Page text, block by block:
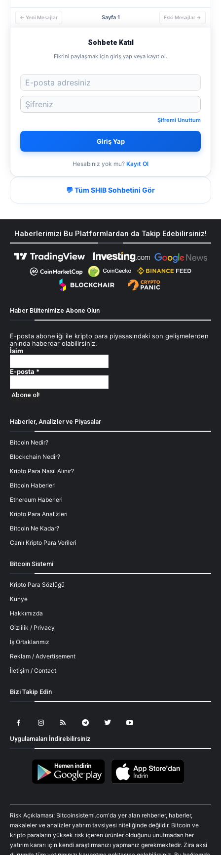
← Yeni Mesajlar Sayfa 1 Eski Mesajlar →
Sohbete Katıl
Fikrini paylaşmak için giriş yap veya kayıt ol.
Şifremi Unuttum
Giriş Yap
Hesabınız yok mu? Kayıt Ol
💬 Tüm SHIB Sohbetini Gör
Haberlerimizi Bu Platformlardan da Takip Edebilirsiniz!
Haber Bültenimize Abone Olun
E-posta aboneliği ile kripto para piyasasındaki son gelişmelerden
anında haberdar olabilirsiniz.
İsim
E-posta *
Haberler, Analizler ve Piyasalar
Bitcoin Nedir?
Blockchain Nedir?
Kripto Para Nasıl Alınır?
Bitcoin Haberleri
Ethereum Haberleri
Kripto Para Analizleri
Bitcoin Ne Kadar?
Canlı Kripto Para Verileri
Bitcoin Sistemi
Kripto Para Sözlüğü
Künye
Hakkımızda
Gizlilik / Privacy
İş Ortaklarımız
Reklam / Advertisement
İletişim / Contact
Bizi Takip Edin
Uygulamaları İndirebilirsiniz
Risk Açıklaması: Bitcoinsistemi.com'da yer alan rehberler, haberler,
makaleler ve analizler yatırım tavsiyesi niteliğinde değildir. Bitcoin ve
kripto paraların yüksek risk içeren ürünler olduğunu unutmadan her
yatırım kararı için kendi araştırmanızı yapmanız gerekmektedir. Zira aksi